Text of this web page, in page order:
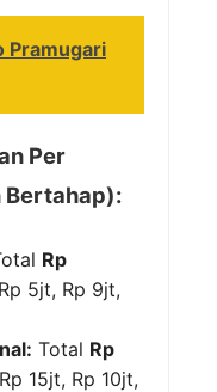
Pramugari
Per
Bertahap):
Rp
5jt, Rp 9jt,
Total Rp
15jt, Rp 10jt,